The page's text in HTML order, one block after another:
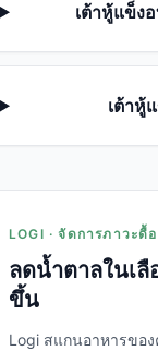
เต้าหู้แข็ง
เต้าหู้
LOGI · จัดการภาวะดื้
ลดน้ำตาลในเ
ขึ้น
Logi สแกนอาหารขอ